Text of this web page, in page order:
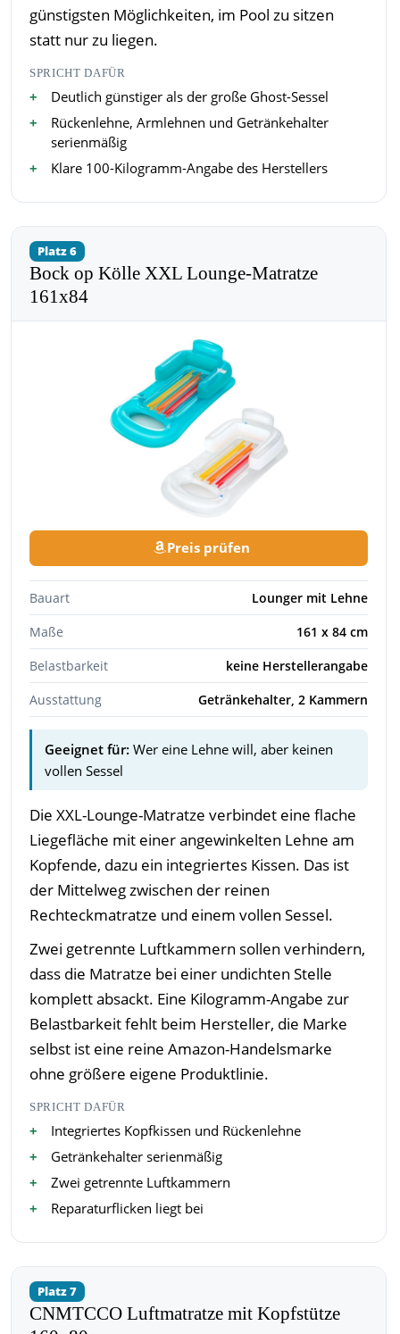
günstigsten Möglichkeiten, im Pool zu sitzen
statt nur zu liegen.
SPRICHT DAFÜR
Deutlich günstiger als der große Ghost-Sessel
Rückenlehne, Armlehnen und Getränkehalter
serienmäßig
Klare 100-Kilogramm-Angabe des Herstellers
Platz 6
Bock op Kölle XXL Lounge-Matratze
161x84
Preis prüfen
Bauart
Lounger mit Lehne
Maße
161 x 84 cm
Belastbarkeit
keine Herstellerangabe
Ausstattung
Getränkehalter, 2 Kammern
Geeignet für: Wer eine Lehne will, aber keinen
vollen Sessel
Die XXL-Lounge-Matratze verbindet eine flache
Liegefläche mit einer angewinkelten Lehne am
Kopfende, dazu ein integriertes Kissen. Das ist
der Mittelweg zwischen der reinen
Rechteckmatratze und einem vollen Sessel.
Zwei getrennte Luftkammern sollen verhindern,
dass die Matratze bei einer undichten Stelle
komplett absackt. Eine Kilogramm-Angabe zur
Belastbarkeit fehlt beim Hersteller, die Marke
selbst ist eine reine Amazon-Handelsmarke
ohne größere eigene Produktlinie.
SPRICHT DAFÜR
Integriertes Kopfkissen und Rückenlehne
Getränkehalter serienmäßig
Zwei getrennte Luftkammern
Reparaturflicken liegt bei
Platz 7
CNMTCCO Luftmatratze mit Kopfstütze